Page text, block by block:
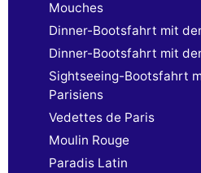
Mouches
Dinner-Bootsfahrt mit
Dinner-Bootsfahrt mit
Sightseeing-Bootsfahrt
Parisiens
Vedettes de Paris
Moulin Rouge
Paradis Latin